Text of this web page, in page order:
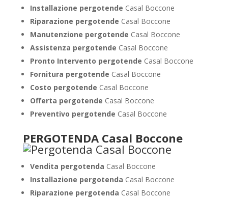
Installazione pergotende Casal Boccone
Riparazione pergotende Casal Boccone
Manutenzione pergotende Casal Boccone
Assistenza pergotende Casal Boccone
Pronto Intervento pergotende Casal Boccone
Fornitura pergotende Casal Boccone
Costo pergotende Casal Boccone
Offerta pergotende Casal Boccone
Preventivo pergotende Casal Boccone
PERGOTENDA Casal Boccone
Vendita pergotenda Casal Boccone
Installazione pergotenda Casal Boccone
Riparazione pergotenda Casal Boccone